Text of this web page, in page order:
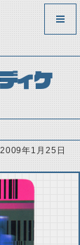
ィケ
年1月25日